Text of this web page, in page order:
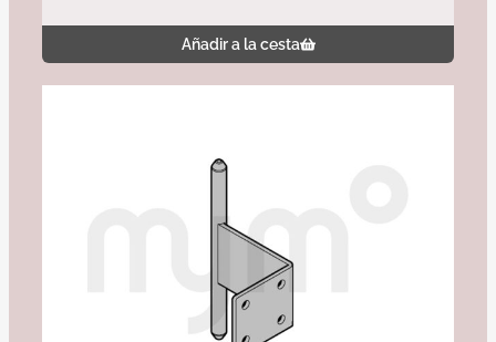
Añadir a la cesta